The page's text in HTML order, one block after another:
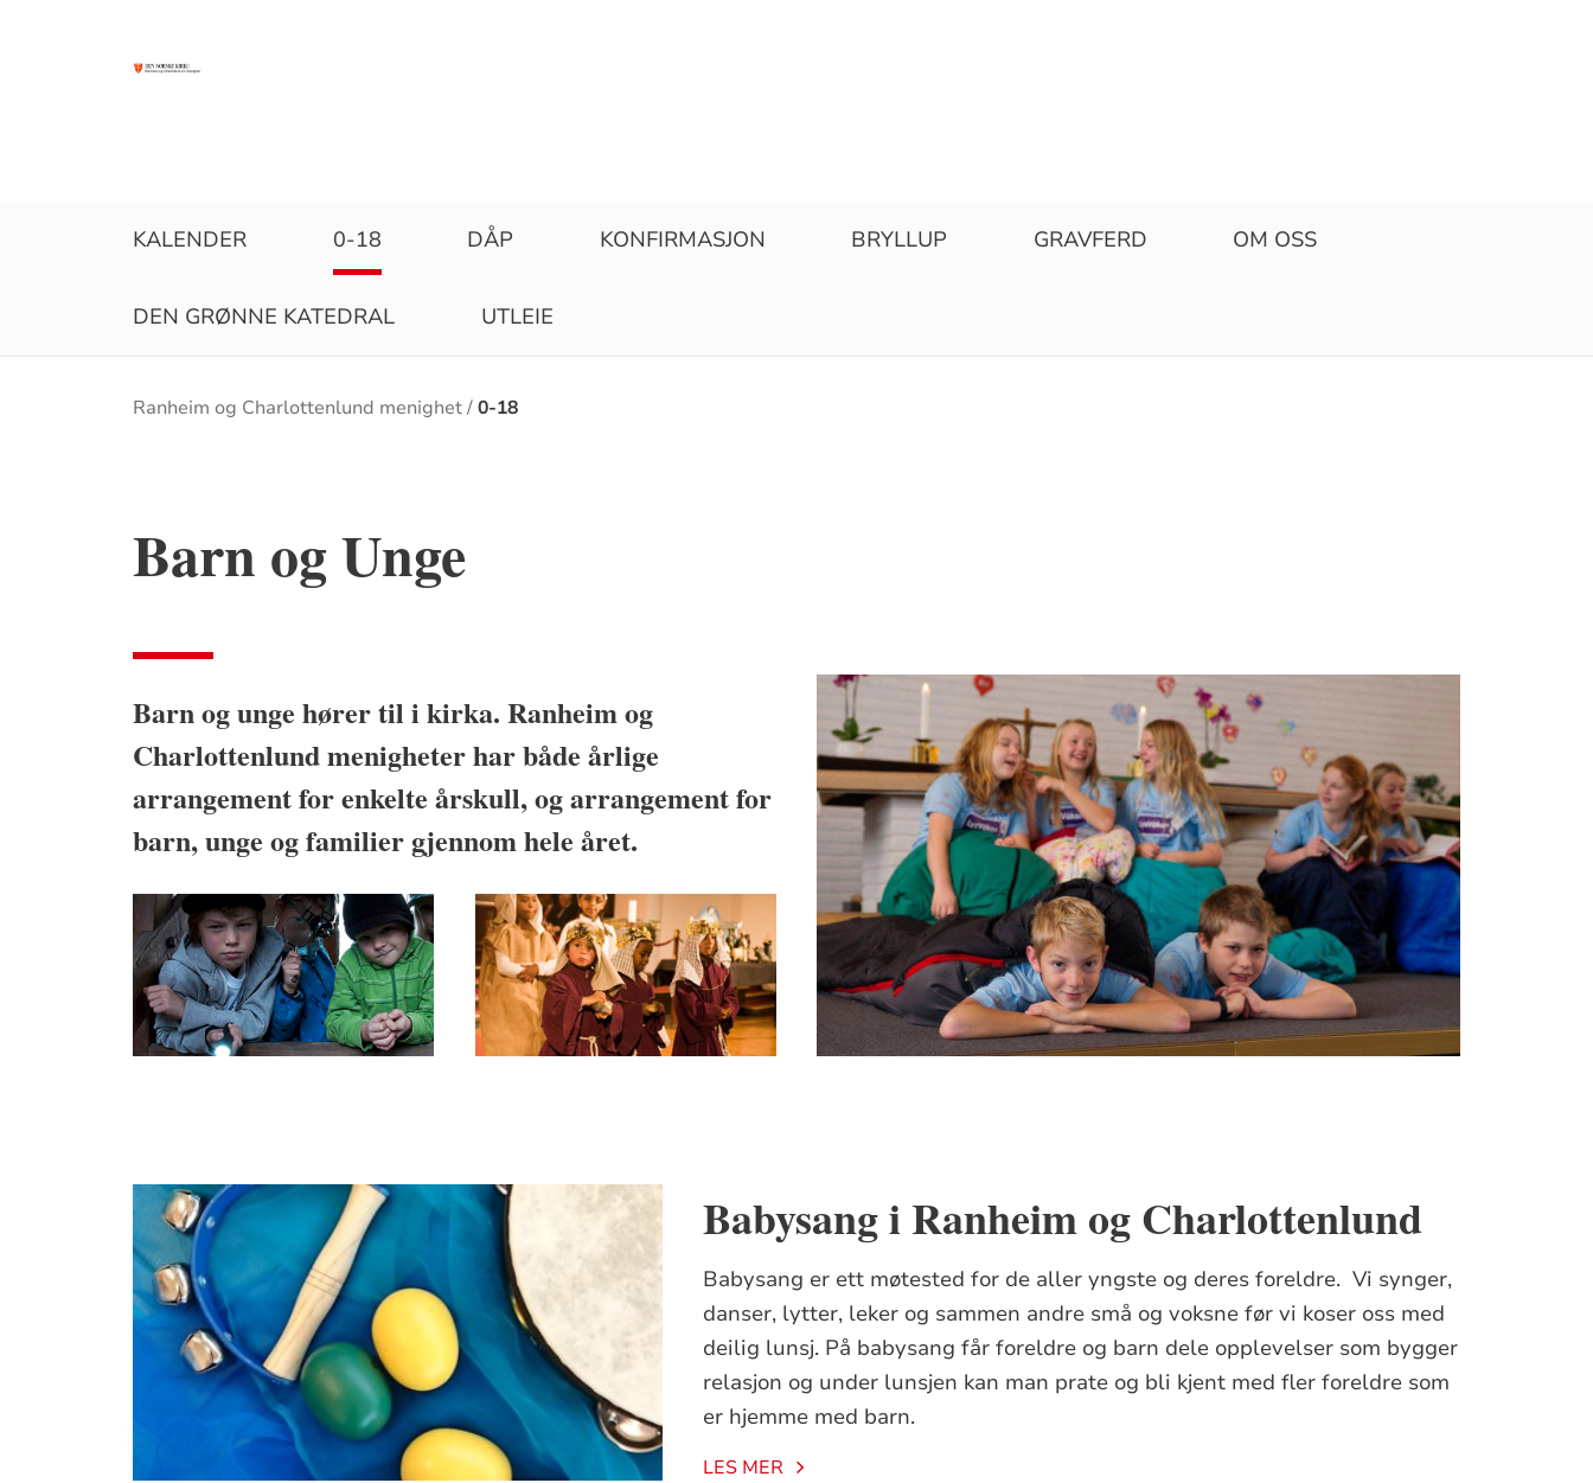
KALENDER 0-18 DÅP KONFIRMASJON BRYLLUP GRAVFERD OM OSS
DEN GRØNNE KATEDRAL UTLEIE
Brødsmulesti
Ranheim og Charlottenlund menighet 0-18
Barn og Unge
Barn og unge hører til i kirka. Ranheim og
Charlottenlund menigheter har både årlige
arrangement for enkelte årskull, og arrangement for
barn, unge og familier gjennom hele året.
Babysang i Ranheim og Charlottenlund
Babysang er ett møtested for de aller yngste og deres foreldre. Vi synger,
danser, lytter, leker og sammen andre små og voksne før vi koser oss med
deilig lunsj. På babysang får foreldre og barn dele opplevelser som bygger
relasjon og under lunsjen kan man prate og bli kjent med fler foreldre som
er hjemme med barn.
LES MER